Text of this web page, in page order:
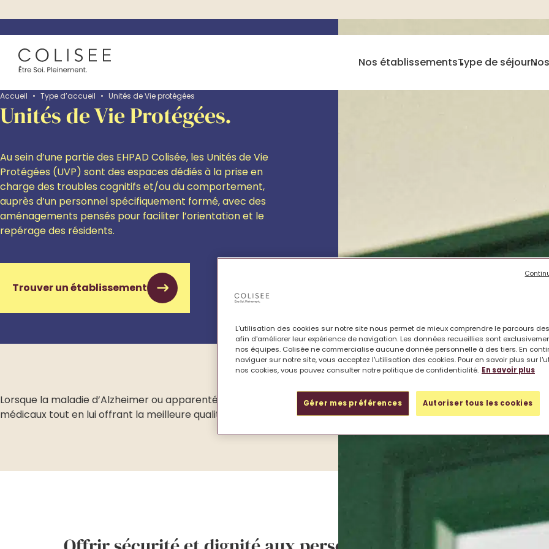
Nos établissementsType de séjour
Accueil • Type d’accueil • Unités de Vie protégées
Unités de Vie Protégées.
Au sein d’une partie des EHPAD Colisée, les Unités de Vie
Protégées (UVP) sont des espaces dédiés à la prise en
charge des troubles cognitifs et/ou du comportement,
auprès d’un personnel spécifiquement formé, avec des
aménagements pensés pour faciliter l’orientation et le
repérage des résidents.
Trouver un établissement
Lorsque la maladie d’Alzheimer ou apparentée est diagnostiquée chez un proche, il devient impératif de trouver
médicaux tout en lui offrant la meilleure qualité de vie possible.
L'utilisation des cookies sur notre site nous permet de mieux comprendre le parcours
afin d'améliorer leur expérience de navigation. Les données recueillies sont
nos équipes. Colisée ne commercialise aucune donnée personnelle à des tiers. En
naviguer sur notre site, vous acceptez l'utilisation des cookies. Pour en savoir plus sur
nos cookies, vous pouvez consulter notre politique de confidentialité. En savoir plus
Gérer mes préférences Autoriser tous les cookies